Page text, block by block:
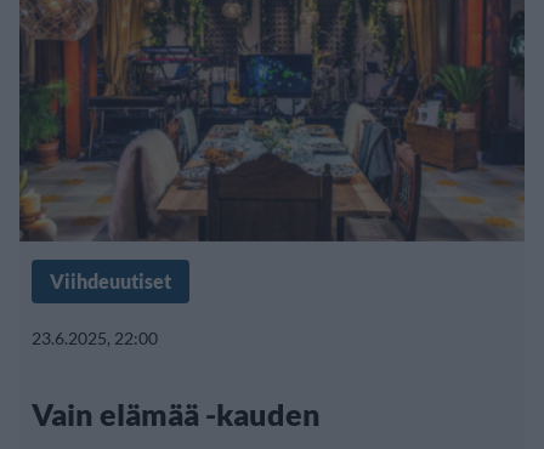
Viihdeuutiset
23.6.2025, 22:00
Vain elämää -kauden